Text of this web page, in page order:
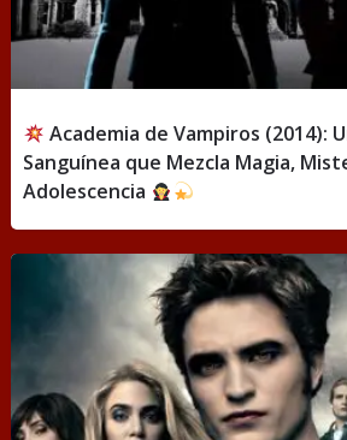
Academia de Vampiros (2014):
Sanguínea que Mezcla Magia,
Adolescencia